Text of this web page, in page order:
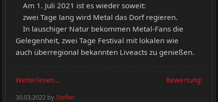
Am 1. Juli 2021 ist es wieder soweit:
zwei Tage lang wird Metal das Dorf regieren.
In lauschiger Natur bekommen Metal-Fans die
Gelegenheit, zwei Tage Festival mit lokalen wie
auch überregional bekannten Liveacts zu genießen.
Weiterlesen... Bewertung:
30.03.2022 byStefan